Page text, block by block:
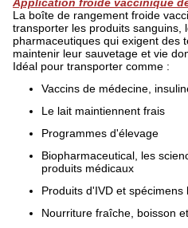
La boîte de rangement froide
transporter les produits sanguins,
pharmaceutiques qui exigent des
maintenir leur sauvetage et vie
Idéal pour transporter comme :
Vaccins de médecine,
Le lait maintiennent frais
Programmes d'élevage
Biopharmaceutical, les
produits médicaux
Produits d'IVD et spécimens
Nourriture fraîche, boisson